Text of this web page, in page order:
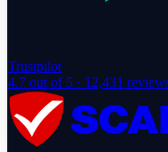
Trustpilot
4.7 out of 5 · 12,431